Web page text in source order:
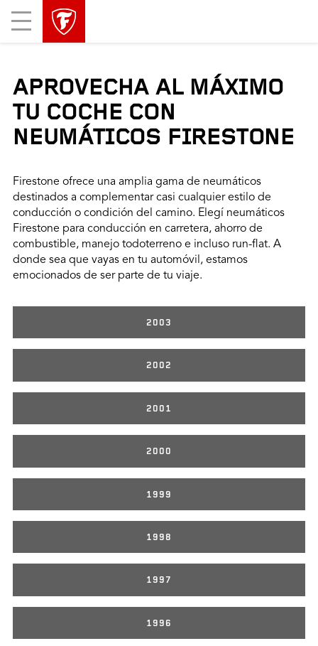
Mobile
Menu
APROVECHA AL MÁXIMO
TU COCHE CON
NEUMÁTICOS FIRESTONE
Firestone ofrece una amplia gama de neumáticos
destinados a complementar casi cualquier estilo de
conducción o condición del camino. Elegí neumáticos
Firestone para conducción en carretera, ahorro de
combustible, manejo todoterreno e incluso run-flat. A
donde sea que vayas en tu automóvil, estamos
emocionados de ser parte de tu viaje.
2003
2002
2001
2000
1999
1998
1997
1996